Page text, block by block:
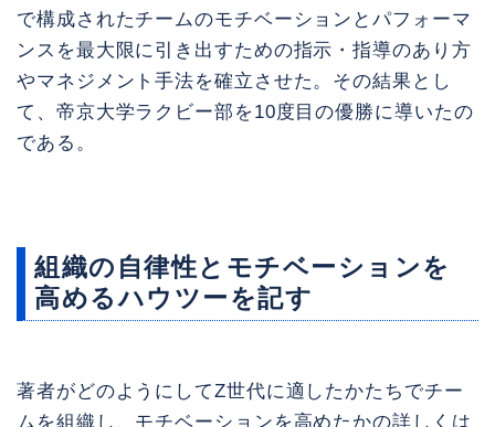
で構成されたチームのモチベーションとパフォーマ
ンスを最大限に引き出すための指示・指導のあり方
やマネジメント手法を確立させた。その結果とし
て、帝京大学ラクビー部を10度目の優勝に導いたの
である。
組織の自律性とモチベーションを
高めるハウツーを記す
著者がどのようにしてZ世代に適したかたちでチー
ムを組織し、モチベーションを高めたかの詳しくは